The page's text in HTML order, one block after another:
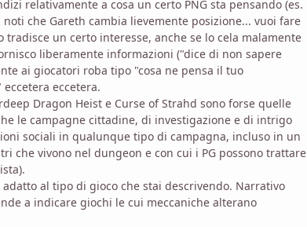
relativamente a cosa un certo PNG sta pensando (es.
che Gareth cambia lievemente posizione... vuoi fare
un certo interesse, anche se lo cela malamente
liberamente informazioni ("dice di non sapere
ai giocatori roba tipo "cosa ne pensa il tuo
eccetera.
Dragon Heist e Curse of Strahd sono forse quelle
le campagne cittadine, di investigazione e di intrigo
sociali in qualunque tipo di campagna, incluso in un
che vivono nel dungeon e con cui i PG possono trattare
al tipo di gioco che stai descrivendo. Narrativo
a indicare giochi le cui meccaniche alterano